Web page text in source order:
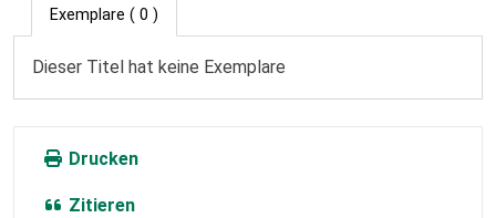
Exemplare ( 0 )
Dieser Titel hat keine Exemplare
Drucken
Zitieren